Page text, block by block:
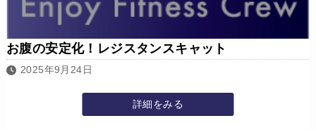
お腹の安定化！レジスタンスキャット
2025年9月24日
詳細をみる